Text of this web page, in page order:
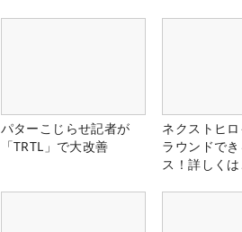
パターこじらせ記者が
「TRTL」で大改善
ネクストヒ
ラウンドで
ス！詳しくは